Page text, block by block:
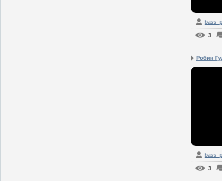
3
Робин
3